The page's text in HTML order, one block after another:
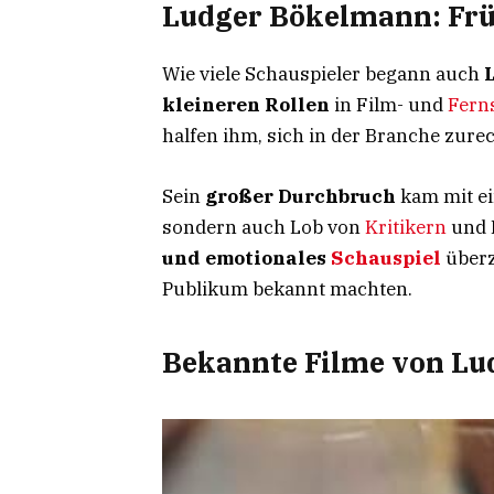
Ludger Bökelmann:
Wie viele Schauspieler begann auch
kleineren Rollen in Film- und
halfen ihm, sich in der Branche
Sein großer Durchbruch kam mit
sondern auch Lob vonKritikernund
und emotionales Schauspiel
Publikum bekannt machten.
Bekannte Filme von